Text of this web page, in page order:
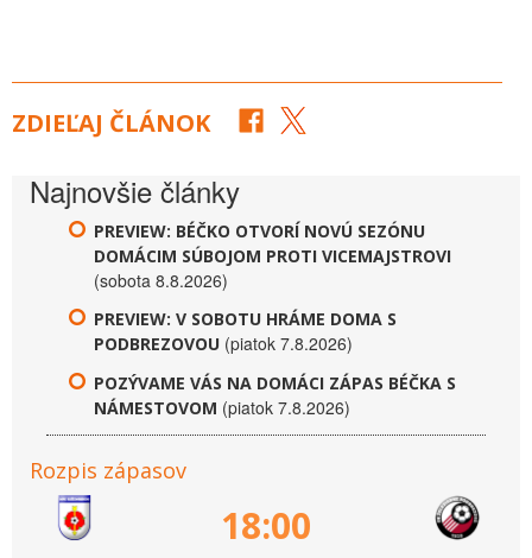
ZDIEĽAJ ČLÁNOK
Najnovšie články
PREVIEW: BÉČKO OTVORÍ NOVÚ SEZÓNU
DOMÁCIM SÚBOJOM PROTI VICEMAJSTROVI
(sobota 8.8.2026)
PREVIEW: V SOBOTU HRÁME DOMA S
PODBREZOVOU (piatok 7.8.2026)
POZÝVAME VÁS NA DOMÁCI ZÁPAS BÉČKA S
NÁMESTOVOM (piatok 7.8.2026)
Rozpis zápasov
18:00